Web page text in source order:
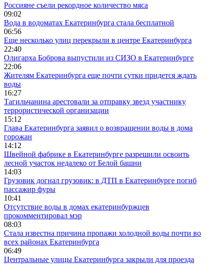
Россияне съели рекордное количество мяса
09:02
Вода в водоматах Екатеринбурга стала бесплатной
06:56
Еще несколько улиц перекрыли в центре Екатеринбурга
22:40
Олигарха Боброва выпустили из СИЗО в Екатеринбурге
22:06
Жителям Екатеринбурга еще почти сутки придется ждать
воды
16:27
Тагильчанина арестовали за отправку звезд участнику
террористической организации
15:12
Глава Екатеринбурга заявил о возвращении воды в дома
горожан
14:12
Швейной фабрике в Екатеринбурге разрешили освоить
лесной участок недалеко от Белой башни
14:03
Грузовик догнал грузовик: в ДТП в Екатеринбурге погиб
пассажир фуры
10:41
Отсутствие воды в домах екатеринбуржцев
прокомментировал мэр
08:03
Стала известна причина пропажи холодной воды почти во
всех районах Екатеринбурга
06:49
Центральные улицы Екатеринбурга закрыли для проезда